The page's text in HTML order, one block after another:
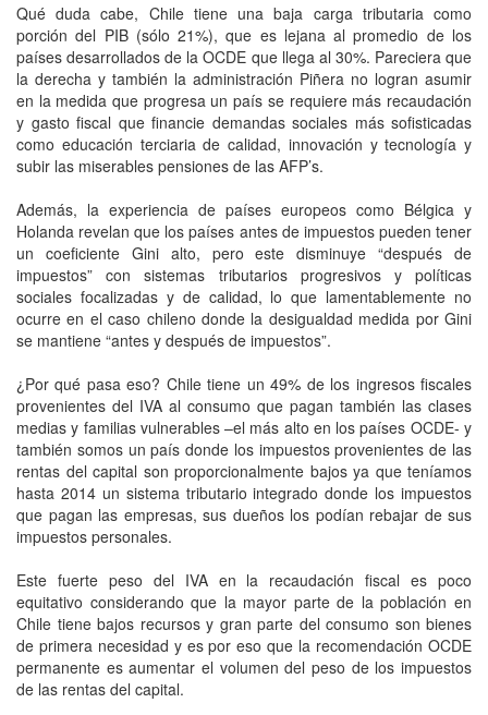
Qué duda cabe, Chile tiene una baja carga tributaria como
porción del PIB (sólo 21%), que es lejana al promedio de los
países desarrollados de la OCDE que llega al 30%. Pareciera que
la derecha y también la administración Piñera no logran asumir
en la medida que progresa un país se requiere más recaudación
y gasto fiscal que financie demandas sociales más sofisticadas
como educación terciaria de calidad, innovación y tecnología y
subir las miserables pensiones de las AFP’s.
Además, la experiencia de países europeos como Bélgica y
Holanda revelan que los países antes de impuestos pueden tener
un coeficiente Gini alto, pero este disminuye “después de
impuestos” con sistemas tributarios progresivos y políticas
sociales focalizadas y de calidad, lo que lamentablemente no
ocurre en el caso chileno donde la desigualdad medida por Gini
se mantiene “antes y después de impuestos”.
¿Por qué pasa eso? Chile tiene un 49% de los ingresos fiscales
provenientes del IVA al consumo que pagan también las clases
medias y familias vulnerables –el más alto en los países OCDE- y
también somos un país donde los impuestos provenientes de las
rentas del capital son proporcionalmente bajos ya que teníamos
hasta 2014 un sistema tributario integrado donde los impuestos
que pagan las empresas, sus dueños los podían rebajar de sus
impuestos personales.
Este fuerte peso del IVA en la recaudación fiscal es poco
equitativo considerando que la mayor parte de la población en
Chile tiene bajos recursos y gran parte del consumo son bienes
de primera necesidad y es por eso que la recomendación OCDE
permanente es aumentar el volumen del peso de los impuestos
de las rentas del capital.